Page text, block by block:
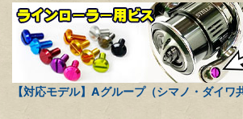
【対応モデル】Aグループ（シマノ・ダイワ